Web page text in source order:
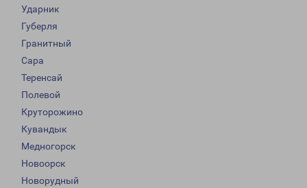
Ударник
Губерля
Гранитный
Сара
Теренсай
Полевой
Круторожино
Кувандык
Медногорск
Новоорск
Новорудный